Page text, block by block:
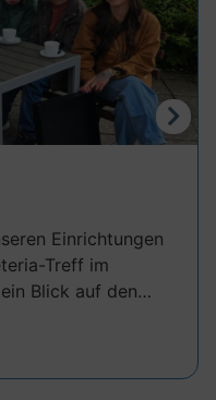
Einrichtungen
Treff im
Blick auf den…